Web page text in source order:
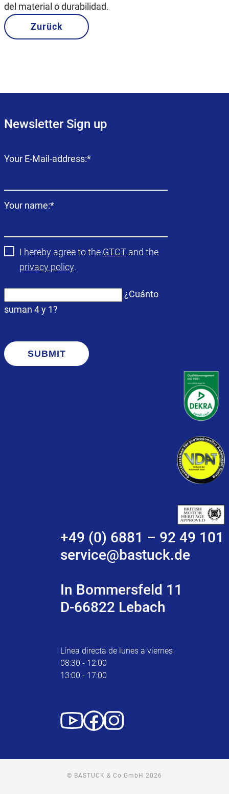
del material o durabilidad.
Zurück
Newsletter Sign up
Campo
Your E-Mail-address:*
Campo
Your name:*
I hereby agree to the GTCT and the
privacy policy.
¿Cuánto
suman 4 y 1?
SUBMIT
+49 (0) 6881 – 92 49 101
service@bastuck.de
In Bommersfeld 11
D-66822 Lebach
Línea directa de lunes a viernes
08:30 - 12:00
13:00 - 17:00
© BASTUCK & Co GmbH 2026